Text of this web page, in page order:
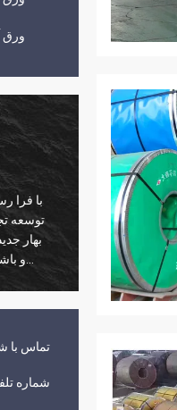
ورق
با فرا
توسعه
بهار
و
و رشد
کند!
تماس
شماره